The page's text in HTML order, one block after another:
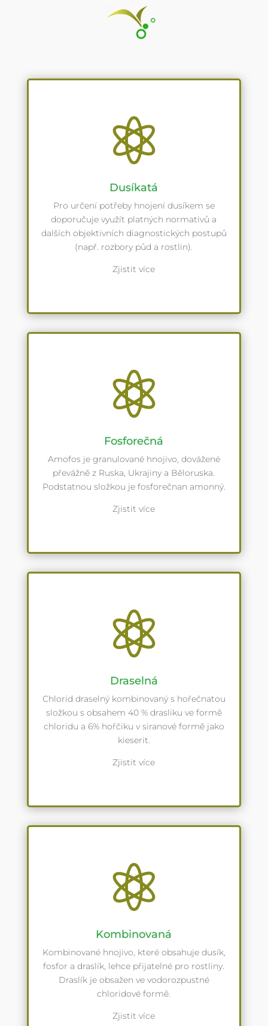

Dusíkatá
Pro určení potřeby hnojení dusíkem se
doporučuje využít platných normativů a
dalších objektivních diagnostických postupů
(např. rozbory půd a rostlin).
Zjistit více

Fosforečná
Amofos je granulované hnojivo, dovážené
převážně z Ruska, Ukrajiny a Běloruska.
Podstatnou složkou je fosforečnan amonný.
Zjistit více

Draselná
Chlorid draselný kombinovaný s hořečnatou
složkou s obsahem 40 % drasliku ve formě
chloridu a 6% hořčiku v siranové formě jako
kieserit.
Zjistit více

Kombinovaná
Kombinované hnojivo, které obsahuje dusík,
fosfor a draslík, lehce přijatelné pro rostliny.
Draslík je obsažen ve vodorozpustné
chloridové formě.
Zjistit více